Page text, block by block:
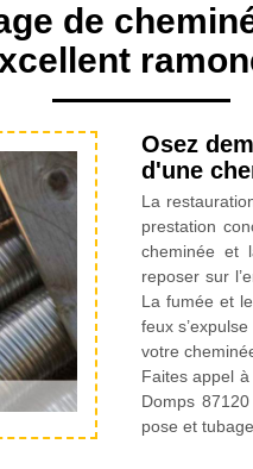
de
Osez
d'une
La
prestation
cheminée et
reposer sur
La fumée et
feux
votre
Faites appel
Domps
pose et